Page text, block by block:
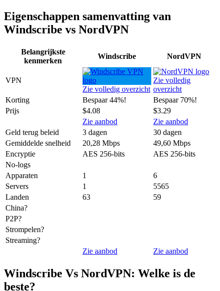
Eigenschappen samenvatting van
Windscribe vs NordVPN
Belangrijkste
kenmerken
Windscribe NordVPN
VPN
Zie volledig overzicht
Zie volledig
overzicht
Korting
Bespaar 44%!
Bespaar 70%!
Prijs
$4.08
$3.29
Zie aanbod
Zie aanbod
Geld terug beleid
3 dagen
30 dagen
Gemiddelde snelheid
20,28 Mbps
49,60 Mbps
Encryptie
AES 256-bits
AES 256-bits
No-logs
Apparaten
1
6
Servers
1
5565
Landen
63
59
China?
P2P?
Strompelen?
Streaming?
Zie aanbod
Zie aanbod
Windscribe Vs NordVPN: Welke is de
beste?